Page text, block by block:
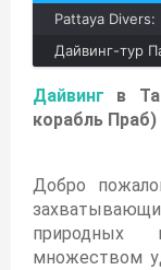
Дайвинг в
корабль Праб)
Добро
природных
множеством